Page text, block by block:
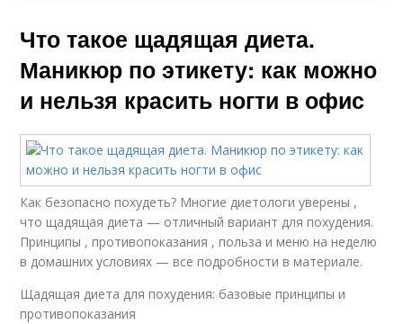
Что такое щадящая диета.
Маникюр по этикету: как можно
и нельзя красить ногти в офис
Как безопасно похудеть? Многие диетологи уверены ,
что щадящая диета — отличный вариант для похудения.
Принципы , противопоказания , польза и меню на неделю
в домашних условиях — все подробности в материале.
Щадящая диета для похудения: базовые принципы и
противопоказания